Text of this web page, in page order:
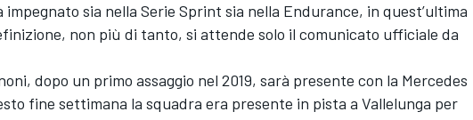
impegnato sia nella Serie Sprint sia nella Endurance, in quest’ultima
non più di tanto, si attende solo il comunicato ufficiale da
dopo un primo assaggio nel 2019, sarà presente con la Mercedes
fine settimana la squadra era presente in pista a Vallelunga per